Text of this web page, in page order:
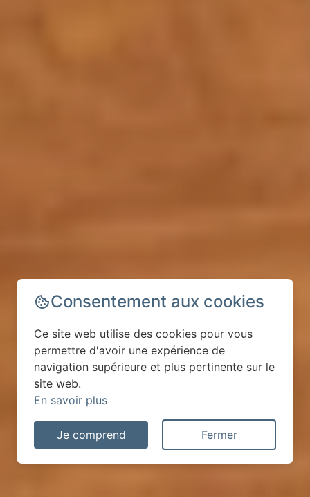
Consentement aux cookies
Ce site web utilise des cookies pour vous
permettre d'avoir une expérience de
navigation supérieure et plus pertinente sur le
site web.
En savoir plus
Je comprend Fermer